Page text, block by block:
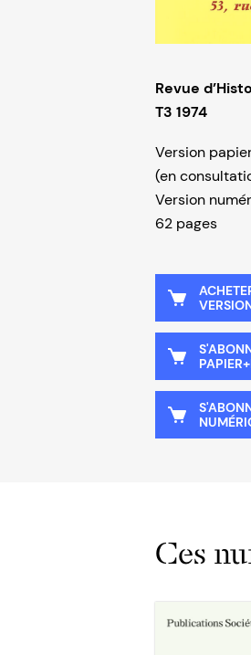
Revue
T3 1974
Version
(en
Version
62 pages
Ces